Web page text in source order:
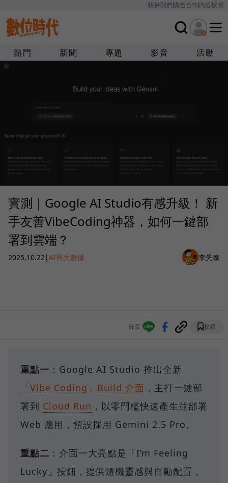
關於我們廣告合作內容授權
熱門 新聞 專題 影音 活動
實測｜Google AI Studio有感升級！ 新
手友善VibeCoding神器，如何一鍵部
署到雲端？
2025.10.22 |AI與大數據 李先泰
分享 收藏
重點一 ：Google AI Studio 推出全新
「Vibe Coding」Build 介面 ，主打一鍵部
署到 Cloud Run ，以零門檻快速產生並部署
Web 應用，預設採用 Gemini 2.5 Pro。
重點二 ：介面一大亮點是「I’m Feeling
Lucky」按鈕，提供隨機靈感與自動配置，